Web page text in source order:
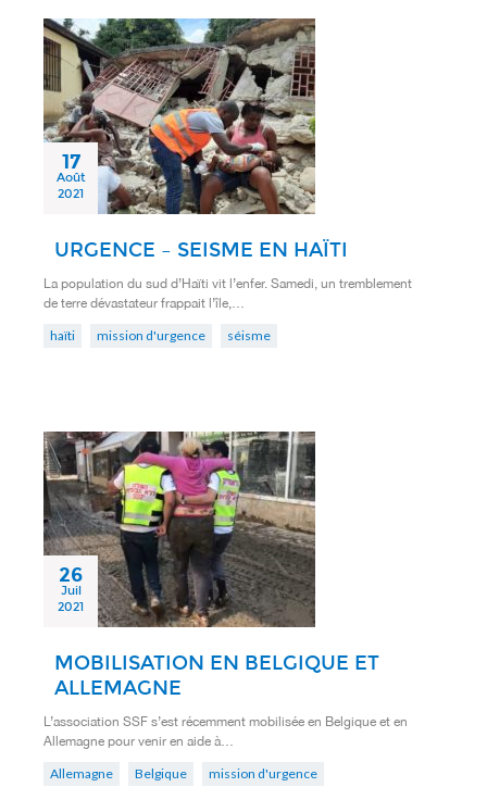
17
Août
2021
URGENCE – SEISME EN HAÏTI
La population du sud d’Haïti vit l’enfer. Samedi, un tremblement
de terre dévastateur frappait l’île,…
haïti mission d'urgence séisme
26
Juil
2021
MOBILISATION EN BELGIQUE ET
ALLEMAGNE
L’association SSF s’est récemment mobilisée en Belgique et en
Allemagne pour venir en aide à…
Allemagne Belgique mission d'urgence